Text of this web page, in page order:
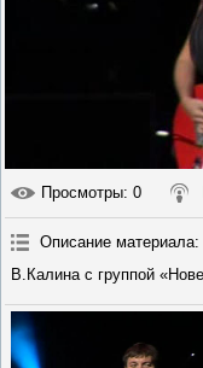
Просмотры: 0
Описание материала:
В.Калина с группой